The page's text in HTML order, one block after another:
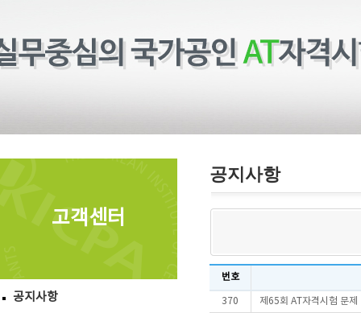
고객센터
공지사항
공지사항
번호
370 제65회 AT자격시험 문